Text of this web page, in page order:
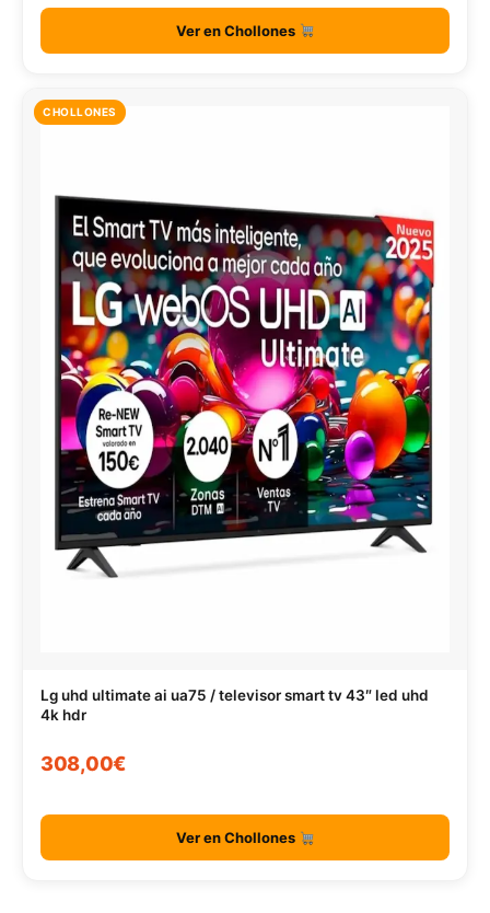
Ver en Chollones
CHOLLONES
Lg uhd ultimate ai ua75 / televisor smart tv 43″ led uhd
4k hdr
308,00€
Ver en Chollones